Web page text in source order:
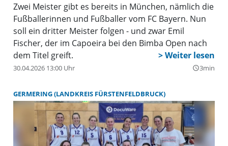
Zwei Meister gibt es bereits in München, nämlich die
Fußballerinnen und Fußballer vom FC Bayern. Nun
soll ein dritter Meister folgen - und zwar Emil
Fischer, der im Capoeira bei den Bimba Open nach
dem Titel greift.
30.04.2026 13:00 Uhr query_builder3min
GERMERING (LANDKREIS FÜRSTENFELDBRUCK)